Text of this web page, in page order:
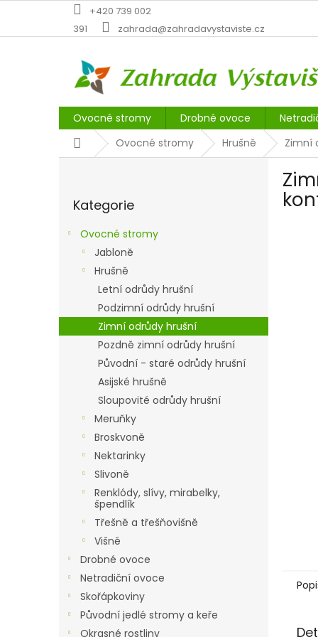
obsah
+420 739 002
391
zahrada@zahradavystaviste.cz
Ovocné stromy Drobné ovoce
DomůOvocné stromy Hrušně Zimní
a
n
kategorie
Kategorie
Ovocné stromy
Jabloně
Hrušně
Letní odrůdy hrušní
Podzimní odrůdy hrušní
Zimní odrůdy hrušní
Pozdně zimní odrůdy hrušní
Původní - staré odrůdy hrušní
Asijské hrušně
Sloupovité odrůdy hrušní
Meruňky
Broskvoně
Nektarinky
Slivoně
Renklódy, slívy, mirabelky,
špendlík
Třešně a třešňovišně
Višně
Drobné ovoce
Netradiční ovoce
Skořápkoviny
Původní jedlé stromy a keře
Okrasné rostliny